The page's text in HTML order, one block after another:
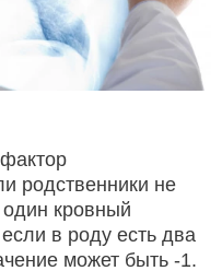
родственники не
кровный
в роду есть два
может быть -1.